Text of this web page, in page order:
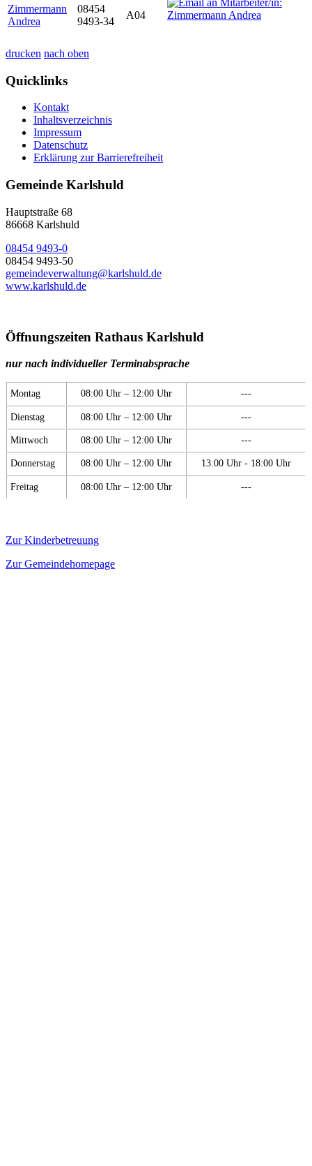
Zimmermann
Andrea
08454
9493-34
A04
drucken nach oben
Quicklinks
Kontakt
Inhaltsverzeichnis
Impressum
Datenschutz
Erklärung zur Barrierefreiheit
Gemeinde Karlshuld
Hauptstraße 68
86668 Karlshuld
08454 9493-0
08454 9493-50
gemeindeverwaltung@karlshuld.de
www.karlshuld.de
Öffnungszeiten Rathaus Karlshuld
nur nach individueller Terminabsprache
Montag 08:00 Uhr – 12:00 Uhr ---
Dienstag 08:00 Uhr – 12:00 Uhr ---
Mittwoch 08:00 Uhr – 12:00 Uhr ---
Donnerstag 08:00 Uhr – 12:00 Uhr 13:00 Uhr - 18:00 Uhr
Freitag 08:00 Uhr – 12:00 Uhr ---
Zur Kinderbetreuung
Zur Gemeindehomepage